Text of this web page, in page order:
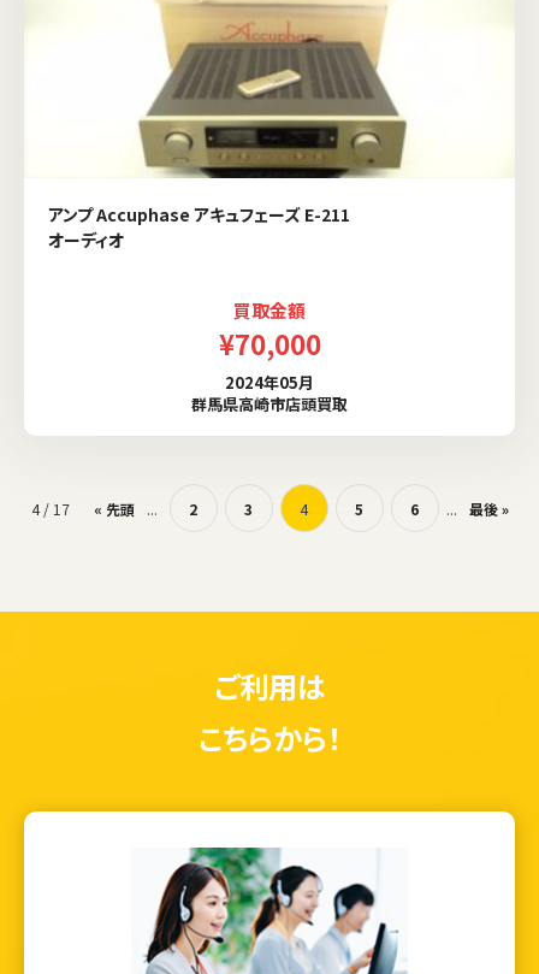
アンプ Accuphase アキュフェーズ E-211
オーディオ
買取金額
¥70,000
2024年05月
群馬県高崎市店頭買取
4 / 17 « 先頭 ... 2 3 4 5 6 ... 最後 »
ご利用は
こちらから！